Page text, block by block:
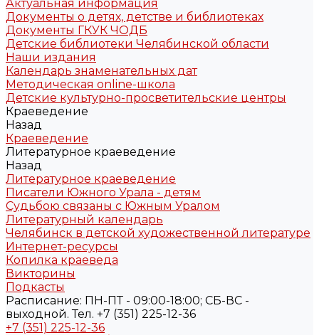
Актуальная информация
Документы о детях, детстве и библиотеках
Документы ГКУК ЧОДБ
Детские библиотеки Челябинской области
Наши издания
Календарь знаменательных дат
Методическая online-школа
Детские культурно-просветительские центры
Краеведение
Назад
Краеведение
Литературное краеведение
Назад
Литературное краеведение
Писатели Южного Урала - детям
Судьбою связаны с Южным Уралом
Литературный календарь
Челябинск в детской художественной литературе
Интернет-ресурсы
Копилка краеведа
Викторины
Подкасты
Расписание: ПН-ПТ - 09:00-18:00; СБ-ВС -
выходной. Тел. +7 (351) 225-12-36
+7 (351) 225-12-36